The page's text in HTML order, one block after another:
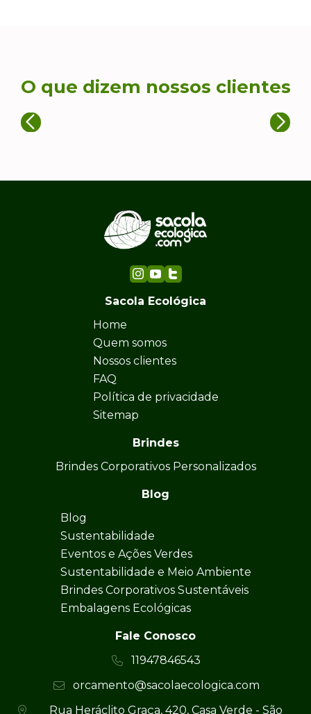
O que dizem nossos clientes
Sacola Ecológica
Home
Quem somos
Nossos clientes
FAQ
Política de privacidade
Sitemap
Brindes
Brindes Corporativos Personalizados
Blog
Blog
Sustentabilidade
Eventos e Ações Verdes
Sustentabilidade e Meio Ambiente
Brindes Corporativos Sustentáveis
Embalagens Ecológicas
Fale Conosco
11947846543
orcamento@sacolaecologica.com
Rua Heráclito Graça, 420, Casa Verde - São